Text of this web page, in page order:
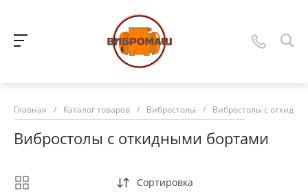
Главная / Каталог товаров / Вибростолы / Вибростолы с
Вибростолы с откидными бортами
Сортировка